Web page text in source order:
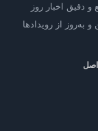
دقیق اخبار روز
از رویدادها